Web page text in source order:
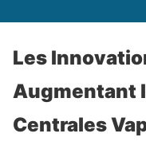
Les
Augmentant
Centrales